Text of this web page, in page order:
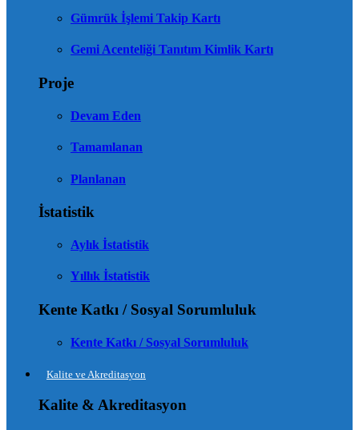
Gümrük İşlemi Takip Kartı
Gemi Acenteliği Tanıtım Kimlik Kartı
Proje
Devam Eden
Tamamlanan
Planlanan
İstatistik
Aylık İstatistik
Yıllık İstatistik
Kente Katkı / Sosyal Sorumluluk
Kente Katkı / Sosyal Sorumluluk
Kalite ve Akreditasyon
Kalite & Akreditasyon